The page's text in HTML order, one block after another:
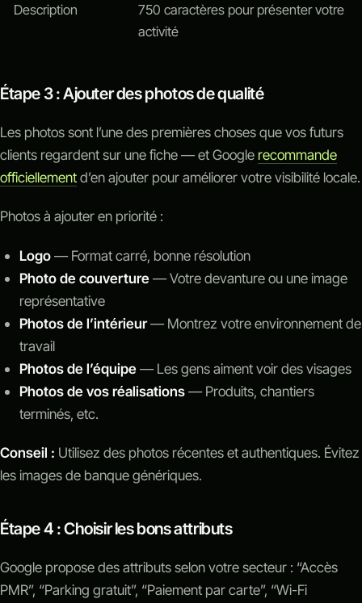
Description
750 caractères pour présenter votre
activité
Étape 3 : Ajouter des photos de qualité
Les photos sont l’une des premières choses que vos futurs
clients regardent sur une fiche — et Google recommande
officiellementd’en ajouter pour améliorer votre visibilité locale.
Photos à ajouter en priorité :
Logo— Format carré, bonne résolution
Photo de couverture— Votre devanture ou une image
représentative
Photos de l’intérieur— Montrez votre environnement de
travail
Photos de l’équipe— Les gens aiment voir des visages
Photos de vos réalisations— Produits, chantiers
terminés, etc.
Conseil : Utilisez des photos récentes et authentiques. Évitez
les images de banque génériques.
Étape 4 : Choisir les bons attributs
Google propose des attributs selon votre secteur : “Accès
PMR”, “Parking gratuit”, “Paiement par carte”, “Wi-Fi